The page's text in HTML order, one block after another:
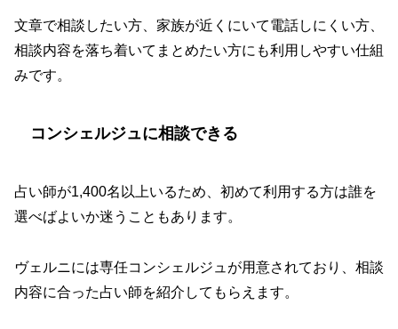
文章で相談したい方、家族が近くにいて電話しにくい方、
相談内容を落ち着いてまとめたい方にも利用しやすい仕組
みです。
コンシェルジュに相談できる
占い師が1,400名以上いるため、初めて利用する方は誰を
選べばよいか迷うこともあります。
ヴェルニには専任コンシェルジュが用意されており、相談
内容に合った占い師を紹介してもらえます。